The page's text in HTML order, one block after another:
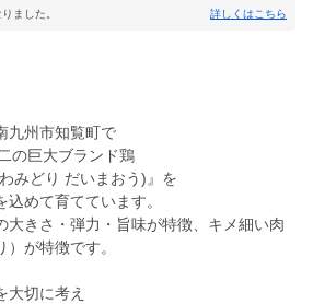
ました。 詳しくはこちら
州市知覧町で
の巨大ブランド鶏
みどり だいまおう)』を
込めて育てています。
大きさ・弾力・旨味が特徴、キメ細い肉
が特徴です。
大切に考え